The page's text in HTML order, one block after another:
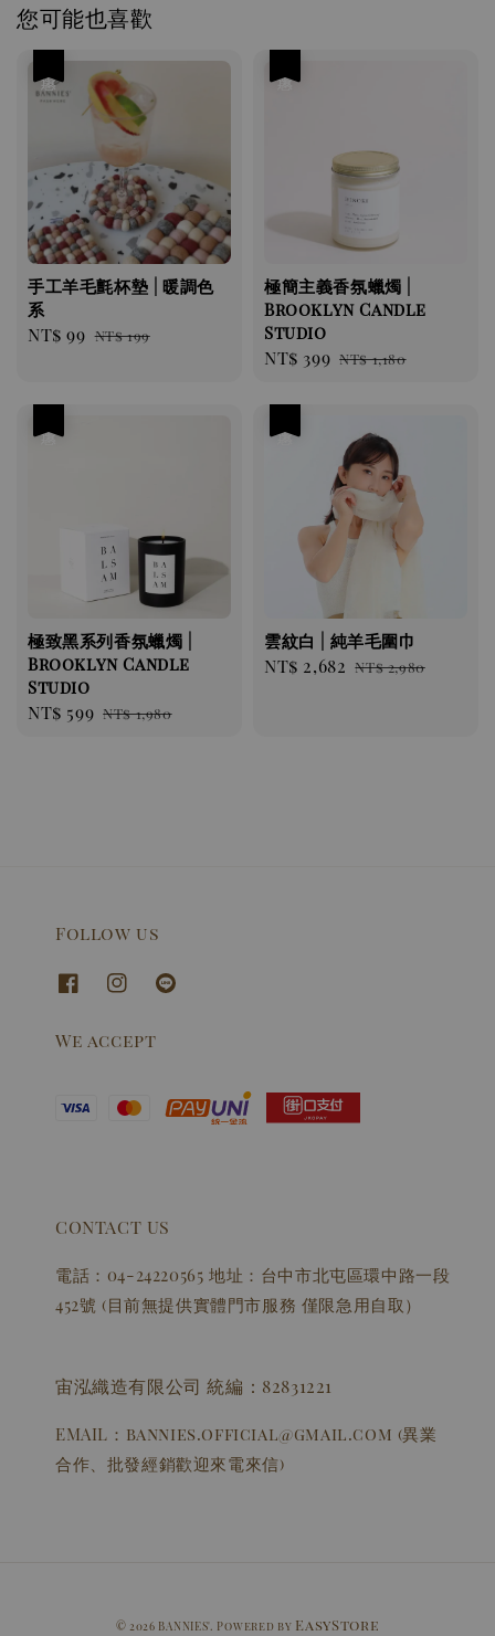
您可能也喜歡
手工羊毛氈杯墊 | 暖調色
系
Sale
NT$ 99 Regular
NT$ 199
極簡主義香氛蠟燭 |
Brooklyn Candle
Studio
Sale
NT$ 399 Regular
NT$ 1,180
極致黑系列香氛蠟燭 |
Brooklyn Candle
Studio
Sale
NT$ 599 Regular
NT$ 1,980
雲紋白 | 純羊毛圍巾
Sale
NT$ 2,682 Regular
NT$ 2,980
Follow us
We accept
CONTACT US
電話：04-24220565 地址：台中市北屯區環中路一段
452號 (目前無提供實體門市服務 僅限急用自取）
宙泓織造有限公司 統編：82831221
EMAIL：bannies.official@gmail.com (異業
合作、批發經銷歡迎來電來信)
© 2026 BANNIES'. Powered by EasyStore